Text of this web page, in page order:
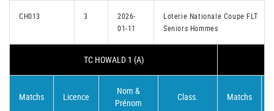
CH013 3
2026-
01-11
Loterie Nationale Coupe FLT
Seniors Hommes
TC HOWALD 1 (A)
Matchs Licence
Nom &
Prénom
Class. Matchs